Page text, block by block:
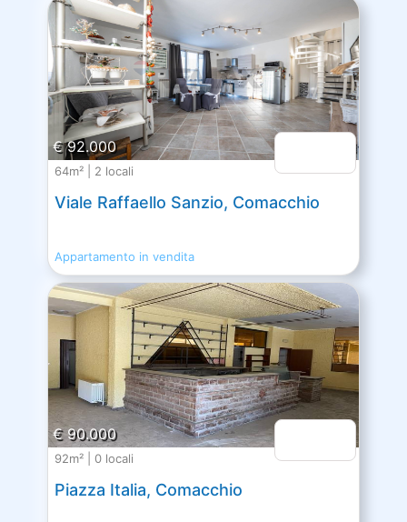
€ 92.000
64m² | 2 locali
Viale Raffaello Sanzio, Comacchio
Appartamento in vendita
€ 90.000
92m² | 0 locali
Piazza Italia, Comacchio